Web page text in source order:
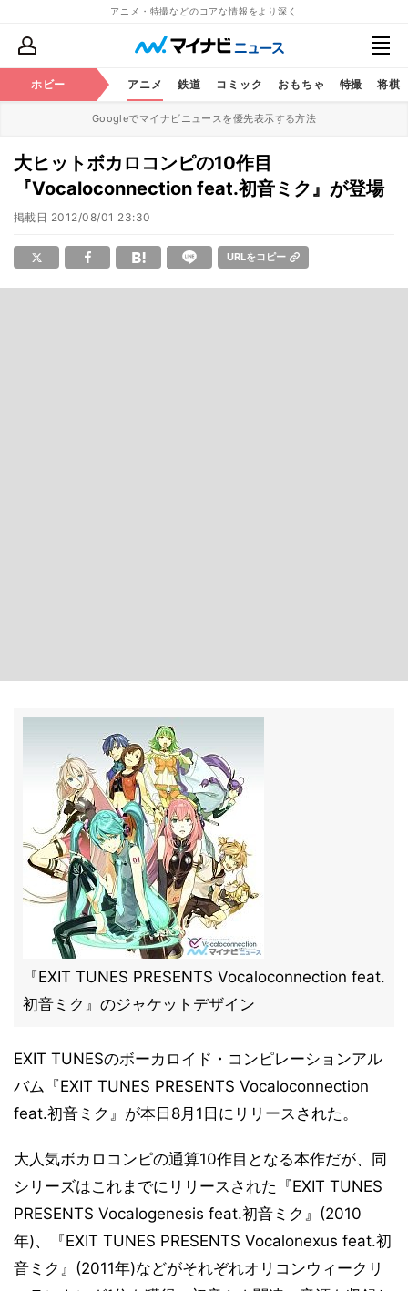
アニメ・特撮などのコアな情報をより深く
ホビー アニメ 鉄道 コミック おもちゃ 特撮 将棋
Googleでマイナビニュースを優先表示する方法
大ヒットボカロコンピの10作目
『Vocaloconnection feat.初音ミク』が登場
掲載日 2012/08/01 23:30
URLをコピー
『EXIT TUNES PRESENTS Vocaloconnection feat.
初音ミク』のジャケットデザイン
EXIT TUNESのボーカロイド・コンピレーションアル
バム『EXIT TUNES PRESENTS Vocaloconnection
feat.初音ミク』が本日8月1日にリリースされた。
大人気ボカロコンピの通算10作目となる本作だが、同
シリーズはこれまでにリリースされた『EXIT TUNES
PRESENTS Vocalogenesis feat.初音ミク』(2010
年)、『EXIT TUNES PRESENTS Vocalonexus feat.初
音ミク』(2011年)などがそれぞれオリコンウィークリ